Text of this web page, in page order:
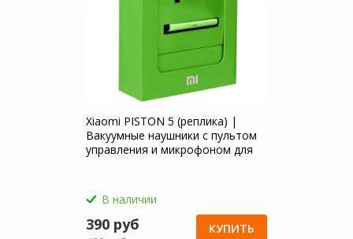
Xiaomi PISTON 5 (реплика) |
Вакуумные наушники с пультом
управления и микрофоном для
В наличии
390 руб КУПИТЬ